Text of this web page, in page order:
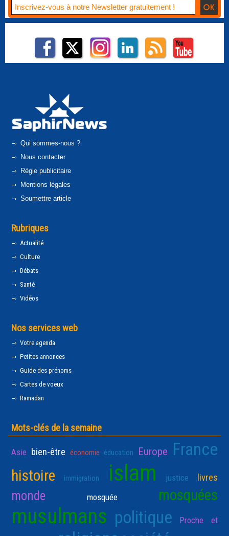
Qui sommes-nous ?
Nous contacter
Régie publicitaire
Mentions légales
Soumettre article
Rubriques
Actualité
Culture
Débats
Santé
Vidéos
Nos services web
Votre agenda
Petites annonces
Guide des prénoms
Cartes de voeux
Ramadan
Mots-clés de la semaine
Asie bien-être économie éducation Europe France
histoire immigration islam justice livres
monde mosquée mosquées
musulmans politique Proche et